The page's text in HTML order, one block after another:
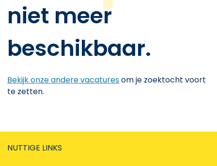
niet meer
beschikbaar.
Bekijk onze andere vacaturesom je zoektocht voort
te zetten.
NUTTIGE LINKS